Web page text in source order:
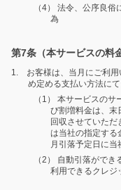
（4） 法令、公序良
為
第7条（本サービスの料
1. お客様は、当月にご利用
め定める支払い方法に
（1） 本サービスの
び割増料金は、末
回収させていた
は当社の指定する
月引落予定日に当
（2） 自動引落がで
利用できるクレジ